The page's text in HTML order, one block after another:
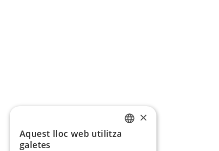
×
Aquest lloc web utilitza
galetes